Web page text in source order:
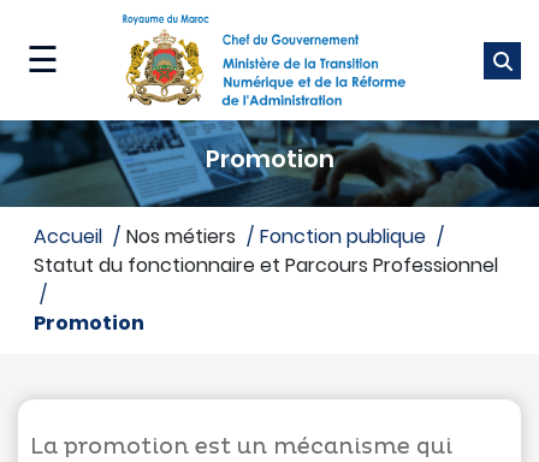
contenu
☰
Ministère
Nos
métiers
Nos
services
Promotion
accueil Nos métiers
fonction publique
Statut du fonctionnaire et Parcours Professionnel
promotion
La promotion est un mécanisme qui